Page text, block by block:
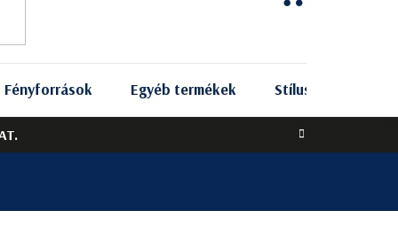
KOSÁR
Fényforrások Egyéb termékek Stílus szerint